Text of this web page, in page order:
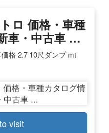
ロ 価格・車種
車・中古車 …
格 2.7 10尺ダンプ mt
visit